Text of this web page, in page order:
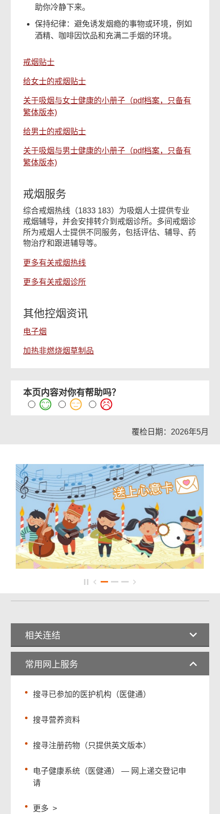
助你冷静下来。
保持纪律：避免诱发烟瘾的事物或环境，例如
酒精、咖啡因饮品和充满二手烟的环境。
戒烟贴士
给女士的戒烟贴士
关于吸烟与女士健康的小册子（pdf档案，只备有
繁体版本)
给男士的戒烟贴士
关于吸烟与男士健康的小册子（pdf档案，只备有
繁体版本)
戒烟服务
综合戒烟热线（1833 183）为吸烟人士提供专业
戒烟辅导，并会安排转介到戒烟诊所。多间戒烟诊
所为戒烟人士提供不同服务，包括评估、辅导、药
物治疗和跟进辅导等。
更多有关戒烟热线
更多有关戒烟诊所
其他控烟资讯
电子烟
加热非燃烧烟草制品
本页内容对你有帮助吗？
覆检日期：2026年5月
相关连结
常用网上服务
搜寻已参加的医护机构（医健通）
搜寻营养资料
搜寻注册药物（只提供英文版本）
电子健康系统（医健通） — 网上递交登记申
请
更多 >